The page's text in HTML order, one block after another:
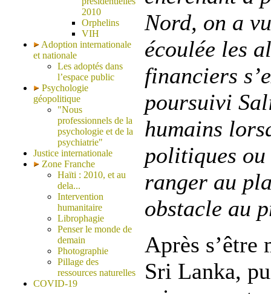
2010
Orphelins
VIH
Adoption internationale
et nationale
Les adoptés dans
l’espace public
Psychologie
géopolitique
"Nous
professionnels de la
psychologie et de la
psychiatrie"
Justice internationale
Zone Franche
Haïti : 2010, et au
dela...
Intervention
humanitaire
Librophagie
Penser le monde de
demain
Photographie
Pillage des
ressources naturelles
COVID-19
Nord, on a
écoulée les
financiers
poursuivi
humains
politiques ou
ranger au
obstacle au
Après s’être
Sri Lanka,